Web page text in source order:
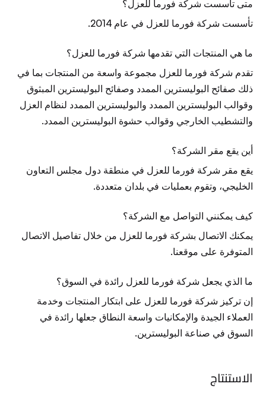
متى تأسست شركة فورما للعزل؟
تأسست شركة فورما للعزل في عام 2014.
ما هي المنتجات التي تقدمها شركة فورما للعزل؟
تقدم شركة فورما للعزل مجموعة واسعة من المنتجات بما في
ذلك صفائح البوليسترين الممدد وصفائح البوليسترين المبثوق
وقوالب البوليسترين الممدد والبوليسترين الممدد لنظام العزل
والتشطيب الخارجي وقوالب حشوة البوليسترين الممدد.
أين يقع مقر الشركة؟
يقع مقر شركة فورما للعزل في منطقة دول مجلس التعاون
الخليجي، وتقوم بعمليات في بلدان متعددة.
كيف يمكنني التواصل مع الشركة؟
يمكنك الاتصال بشركة فورما للعزل من خلال تفاصيل الاتصال
المتوفرة على موقعنا.
ما الذي يجعل شركة فورما للعزل رائدة في السوق؟
إن تركيز شركة فورما للعزل على ابتكار المنتجات وخدمة
العملاء الجيدة والإمكانيات واسعة النطاق جعلها رائدة في
السوق في صناعة البوليسترين.
الاستنتاج